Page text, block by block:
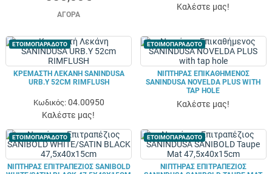
ΑΓΟΡΆ
Καλέστε μας!
ΕΤΟΙΜΟΠΑΡΑΔΟΤΟ
ΚΡΕΜΑΣΤΉ ΛΕΚΆΝΗ SANINDUSA
URB.Y 52CM RIMFLUSH
Κωδικός: 04.00950
Καλέστε μας!
ΕΤΟΙΜΟΠΑΡΑΔΟΤΟ
ΝΙΠΤΉΡΑΣ ΕΠΙΚΑΘΉΜΕΝΟΣ
SANINDUSA NOVELDA PLUS WITH
TAP HOLE
Καλέστε μας!
ΕΤΟΙΜΟΠΑΡΑΔΟΤΟ
ΝΙΠΤΉΡΑΣ ΕΠΙΤΡΑΠΈΖΙΟΣ SANIBOLD
ΕΤΟΙΜΟΠΑΡΑΔΟΤΟ
ΝΙΠΤΉΡΑΣ ΕΠΙΤΡΑΠΈΖΙΟΣ